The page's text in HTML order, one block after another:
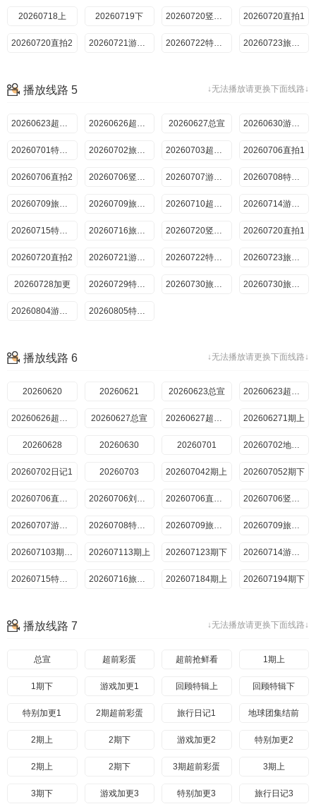
20260718上 20260719下 20260720竖屏直拍 20260720直拍1
20260720直拍2 20260721游戏加更 20260722特别加更 20260723旅行日记
20260730旅行日记上
20260804游戏加更 20260805特别联动 20260806旅行日记
↓无法播放请更换下面线路↓
播放线路 5
20260623超前抢鲜看 20260626超前彩蛋 20260627总宣 20260630游戏加更
20260701特别加更 20260702旅行日记 20260703超前彩蛋 20260706直拍1
20260706直拍2 20260706竖屏直拍 20260707游戏加更 20260708特别加更
20260709旅行日记上 20260709旅行日记下 20260710超前彩蛋 20260714游戏加更
20260715特别加更 20260716旅行日记 20260720竖屏直拍 20260720直拍1
20260720直拍2 20260721游戏加更 20260722特别加更 20260723旅行日记
20260728加更 20260729特别加更 20260730旅行日记上 20260730旅行日记下
20260804游戏加更 20260805特别联动
↓无法播放请更换下面线路↓
播放线路 6
20260620 20260621 20260623总宣 20260623超前抢鲜看
20260626超前彩蛋 20260627总宣 20260627超前抢鲜看 202606271期上
20260628 20260630 20260701 20260702地球团集结前
20260702日记1 20260703 202607042期上 202607052期下
20260706直拍林一传歌开嗓 20260706刘宇宁自创魔性编舞法 20260706直拍王玉雯看刘宇宁 20260706竖屏刘宇宁龚俊林
20260707游戏加更2 20260708特别加更2 20260709旅行日记2期上 20260709旅行日记2期下
202607103期超前彩蛋 202607113期上 202607123期下 20260714游戏加更3
20260715特别加更3 20260716旅行日记3 202607184期上 202607194期下
202607265期下
5下 202608016期上 202608026期下
↓无法播放请更换下面线路↓
播放线路 7
总宣 超前彩蛋 超前抢鲜看 1期上
1期下 游戏加更1 回顾特辑上 回顾特辑下
特别加更1 2期超前彩蛋 旅行日记1 地球团集结前
2期上 2期下 游戏加更2 特别加更2
2期上 2期下 3期超前彩蛋 3期上
3期下 游戏加更3 特别加更3 旅行日记3